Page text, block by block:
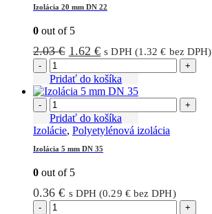
Izolácia 20 mm DN 22
0 out of 5
2.03€ Pôvodná
bola:
2.03 €.
1.62€Aktuálna
je:
1.62 €.
s DPH (1.32€ bez DPH)
- +
Pridať do košíka
- +
Pridať do košíka
Izolácie, Polyetylénová izolácia
Izolácia 5 mm DN 35
0 out of 5
0.36€ s DPH (0.29 €bez DPH)
- +